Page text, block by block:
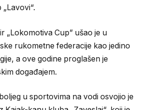
„Lokomotiva Cup” ušao je u
rukometne federacije kao jedino
a ove godine proglašen je
događajem.
u sportovima na vodi osvojio je